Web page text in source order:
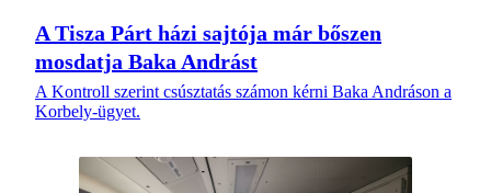
A Tisza Párt házi sajtója már bőszen
mosdatja Baka Andrást
A Kontroll szerint csúsztatás számon kérni Baka Andráson a
Korbely-ügyet.